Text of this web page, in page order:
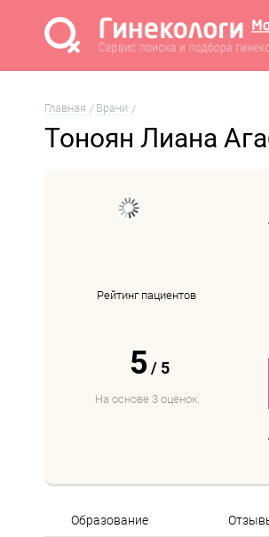
Главная Врачи
Тоноян Лиана
Рейтинг пациентов
5 / 5
На основе 3 оценок
Образование